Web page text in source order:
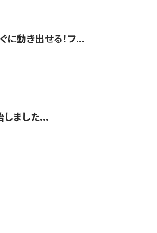
に動き出せる！フ...
しました...